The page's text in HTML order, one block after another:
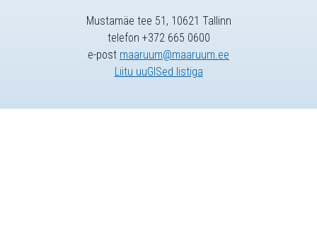
Mustamäe tee 51, 10621 Tallinn
telefon +372 665 0600
e-post maaruum@maaruum.ee
Liitu uuGISed listiga